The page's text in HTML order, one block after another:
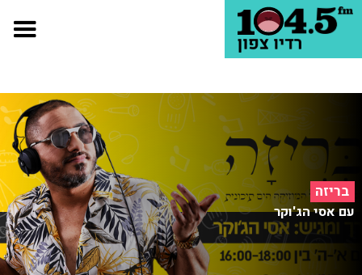
בריזה
עם אסי הג'וקר